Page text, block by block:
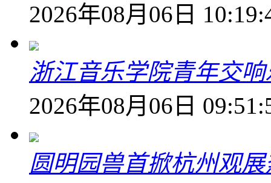
2026年08月06日
浙江音乐学院青年交
2026年08月06日
圆明园兽首掀杭州观